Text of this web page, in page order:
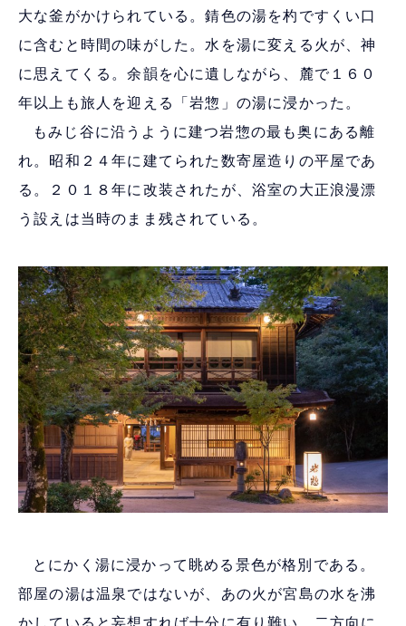
大な釜がかけられている。錆色の湯を杓ですくい口
に含むと時間の味がした。水を湯に変える火が、神
に思えてくる。余韻を心に遺しながら、麓で１６０
年以上も旅人を迎える「岩惣」の湯に浸かった。
もみじ谷に沿うように建つ岩惣の最も奥にある離
れ。昭和２４年に建てられた数寄屋造りの平屋であ
る。２０１８年に改装されたが、浴室の大正浪漫漂
う設えは当時のまま残されている。
とにかく湯に浸かって眺める景色が格別である。
部屋の湯は温泉ではないが、あの火が宮島の水を沸
かしていると妄想すれば十分に有り難い。二方向に